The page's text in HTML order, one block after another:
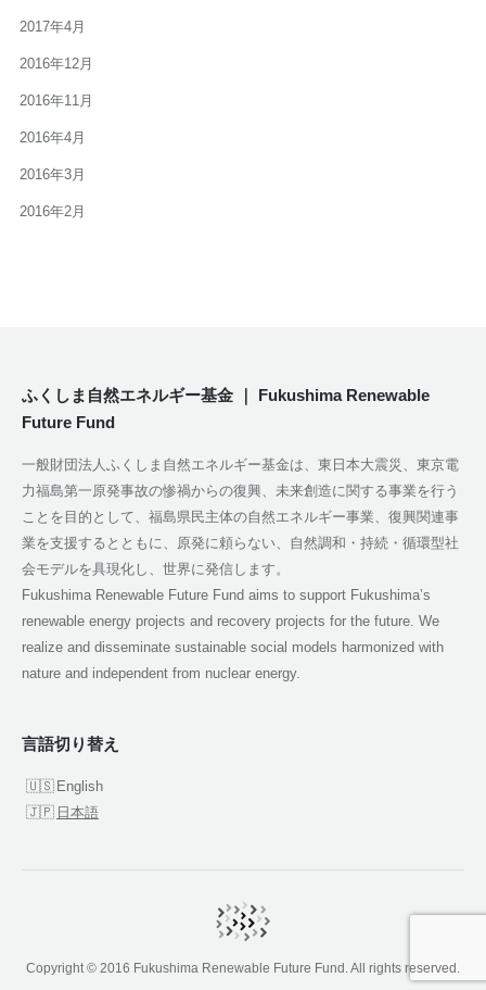
2017年4月
2016年12月
2016年11月
2016年4月
2016年3月
2016年2月
ふくしま自然エネルギー基金 ｜ Fukushima Renewable
Future Fund
一般財団法人ふくしま自然エネルギー基金は、東日本大震災、東京電
力福島第一原発事故の惨禍からの復興、未来創造に関する事業を行う
ことを目的として、福島県民主体の自然エネルギー事業、復興関連事
業を支援するとともに、原発に頼らない、自然調和・持続・循環型社
会モデルを具現化し、世界に発信します。
Fukushima Renewable Future Fund aims to support Fukushima’s
renewable energy projects and recovery projects for the future. We
realize and disseminate sustainable social models harmonized with
nature and independent from nuclear energy.
言語切り替え
English
日本語
Copyright © 2016 Fukushima Renewable Future Fund. All rights reserved.